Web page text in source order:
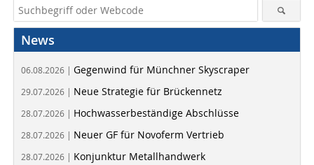
News
06.08.2026 | Gegenwind für Münchner Skyscraper
29.07.2026 | Neue Strategie für Brückennetz
28.07.2026 | Hochwasserbeständige Abschlüsse
28.07.2026 | Neuer GF für Novoferm Vertrieb
28.07.2026 | Konjunktur Metallhandwerk